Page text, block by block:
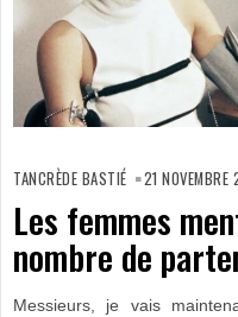
TANCRÈDE BASTIÉ 21
Les femmes
nombre de
Messieurs, je vais